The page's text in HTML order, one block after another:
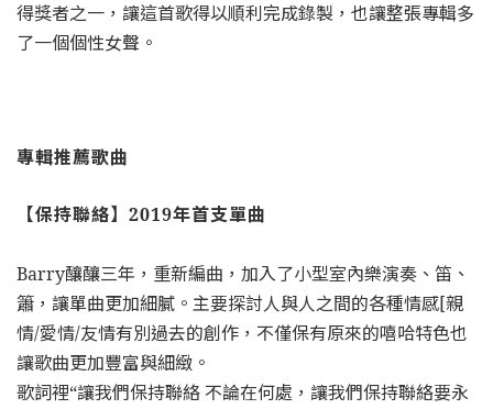
得獎者之一，讓這首歌得以順利完成錄製，也讓整張專輯多
了一個個性女聲。
專輯推薦歌曲
【保持聯絡】2019年首支單曲
Barry釀釀三年，重新編曲，加入了小型室內樂演奏、笛、
簫，讓單曲更加細膩。主要探討人與人之間的各種情感[親
情/愛情/友情有別過去的創作，不僅保有原來的嘻哈特色也
讓歌曲更加豐富與細緻。
歌詞裡“讓我們保持聯絡 不論在何處，讓我們保持聯絡要永